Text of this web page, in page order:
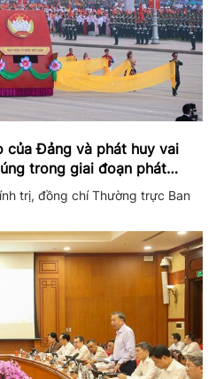
của Đảng và phát huy vai
trong giai đoạn phát
trị, đồng chí Thường trực Ban